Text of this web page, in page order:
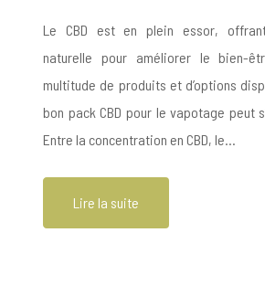
Le CBD est en plein essor,
naturelle pour améliorer le bien-
multitude de produits et d’options
bon pack CBD pour le vapotage peut
Entre la concentration en CBD, le…
Lire la suite